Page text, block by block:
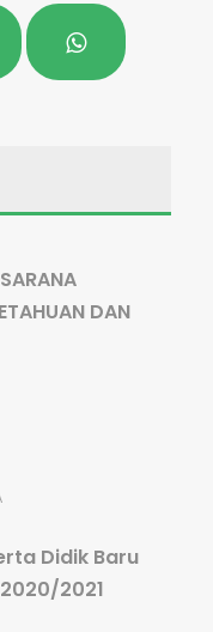
DAN
Didik Baru
2021